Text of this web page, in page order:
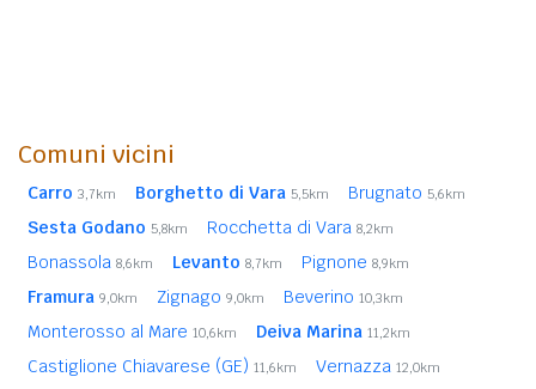
Comuni vicini
Carro 3,7km Borghetto di Vara 5,5km Brugnato 5,6km
Sesta Godano 5,8km Rocchetta di Vara 8,2km
Bonassola 8,6km Levanto 8,7km Pignone 8,9km
Framura 9,0km Zignago 9,0km Beverino 10,3km
Monterosso al Mare 10,6km Deiva Marina 11,2km
Castiglione Chiavarese (GE) 11,6km Vernazza 12,0km